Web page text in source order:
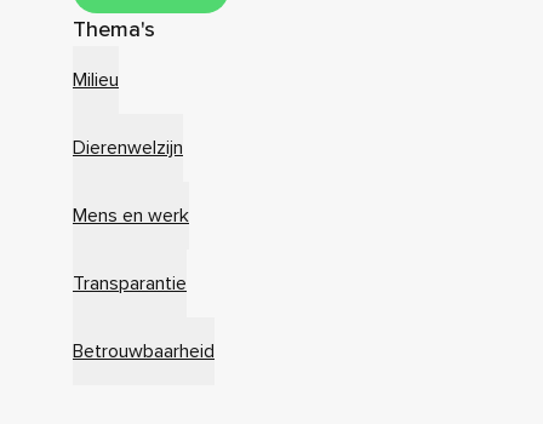
Thema's
Milieu
Dierenwelzijn
Mens en werk
Transparantie
Betrouwbaarheid